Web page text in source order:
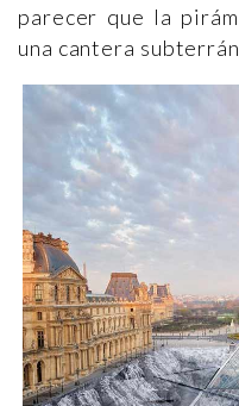
parecer que la
una cantera